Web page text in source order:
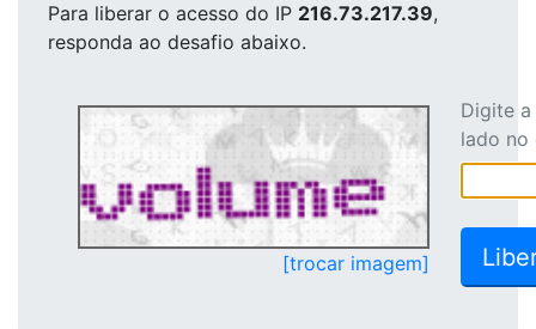
Para liberar o acesso do IP 216.73.217.39,
responda ao desafio abaixo.
[trocar imagem]
Digite
lado no